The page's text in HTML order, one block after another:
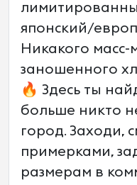
японский/
Никакого масс-
заношенного
🔥 Здесь ты
больше никто
город. Заходи,
примерками,
размерам в